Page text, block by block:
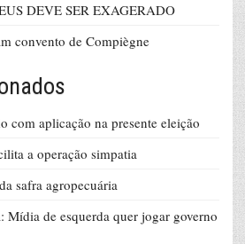
DEVE SER EXAGERADO
convento de Compiègne
com aplicação na presente eleição
a operação simpatia
safra agropecuária
Mídia de esquerda quer jogar governo